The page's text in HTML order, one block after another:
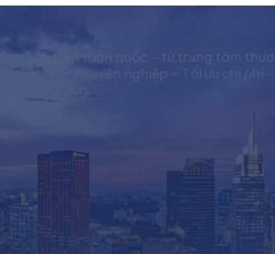
sản trên toàn quốc – từ trung tâm
mực chuyên nghiệp – Tối ưu chi phí